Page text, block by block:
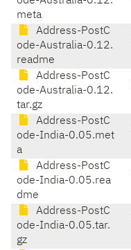
meta
Address-PostC
ode-Australia-0.12.
readme
Address-PostC
ode-Australia-0.12.
tar.gz
Address-PostC
ode-India-0.05.met
a
Address-PostC
ode-India-0.05.rea
dme
Address-PostC
ode-India-0.05.tar.
gz